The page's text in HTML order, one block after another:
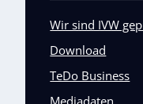
Wir sind IVW
Download
TeDo Business